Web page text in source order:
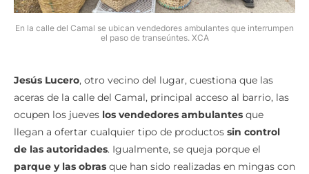
En la calle del Camal se ubican vendedores ambulantes que interrumpen
el paso de transeúntes. XCA
Jesús Lucero, otro vecino del lugar, cuestiona que las
aceras de la calle del Camal, principal acceso al barrio, las
ocupen los jueves los vendedores ambulantes que
llegan a ofertar cualquier tipo de productos sin control
de las autoridades. Igualmente, se queja porque el
parque y las obras que han sido realizadas en mingas con